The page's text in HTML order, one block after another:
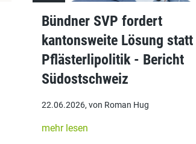
Bündner SVP fordert
kantonsweite Lösung statt
Pflästerlipolitik - Bericht
Südostschweiz
22.06.2026, von Roman Hug
mehr lesen